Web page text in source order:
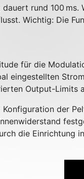
dauert rund 100
Wichtig: Die
für die
eingestellten
Output-Limits
Konfiguration der
die Einrichtung